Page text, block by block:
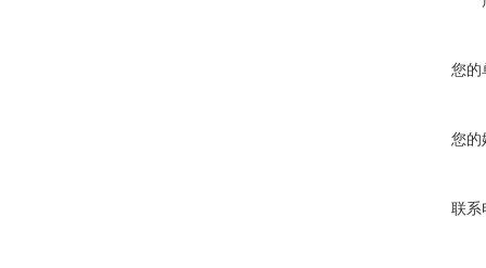
您的
您的
联系